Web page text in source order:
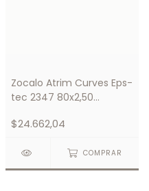
Zocalo Atrim Curves Eps-
tec 2347 80x2,50
$24.662,04
COMPRAR